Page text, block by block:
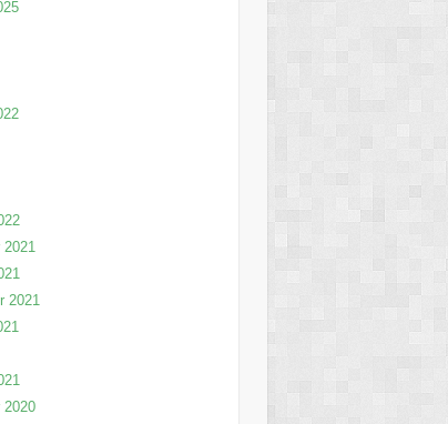
2021
2021
2020